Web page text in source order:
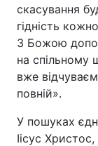
скасування
гідність
З Божою
на спільному
вже
повній».
У пошуках
Іісус